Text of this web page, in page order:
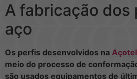
A fabricação dos
aço
Os perfis desenvolvidos na Açotel
meio do processo de
são usados equipamentos de